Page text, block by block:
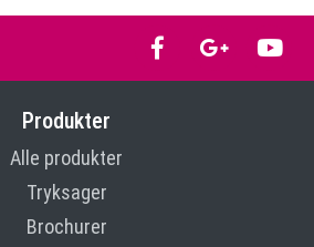
Produkter
Alle produkter
Tryksager
Brochurer